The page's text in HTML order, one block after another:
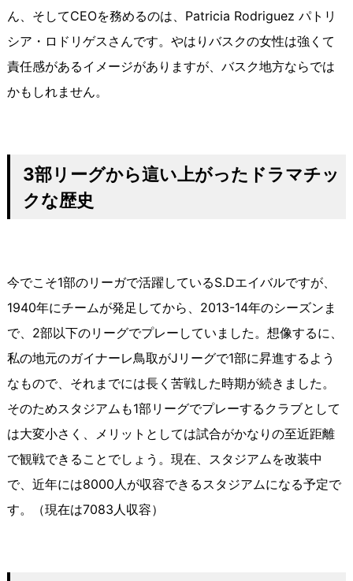
ん、そしてCEOを務めるのは、Patricia Rodriguez パトリ
シア・ロドリゲスさんです。やはりバスクの女性は強くて
責任感があるイメージがありますが、バスク地方ならでは
かもしれません。
3部リーグから這い上がったドラマチッ
クな歴史
今でこそ1部のリーガで活躍しているS.Dエイバルですが、
1940年にチームが発足してから、2013-14年のシーズンま
で、2部以下のリーグでプレーしていました。想像するに、
私の地元のガイナーレ鳥取がJリーグで1部に昇進するよう
なもので、それまでには長く苦戦した時期が続きました。
そのためスタジアムも1部リーグでプレーするクラブとして
は大変小さく、メリットとしては試合がかなりの至近距離
で観戦できることでしょう。現在、スタジアムを改装中
で、近年には8000人が収容できるスタジアムになる予定で
す。（現在は7083人収容）